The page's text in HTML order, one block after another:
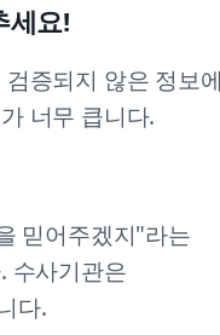
세요!
증되지 않은 정보
너무 큽니다.
믿어주겠지"라는
수사기관은
다.